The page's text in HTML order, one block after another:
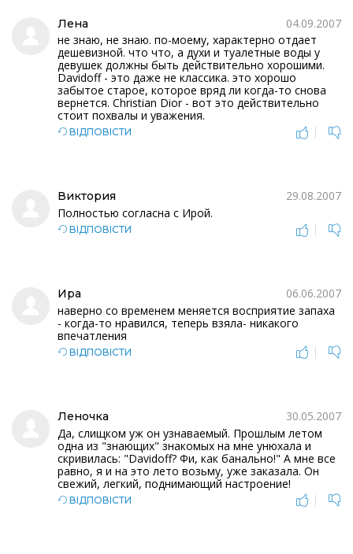
Лена
04.09.2007
не знаю, не знаю. по-моему, характерно отдает
дешевизной. что что, а духи и туалетные воды у
девушек должны быть действительно хорошими.
Davidoff - это даже не классика. это хорошо
забытое старое, которое вряд ли когда-то снова
вернется. Christian Dior - вот это действительно
стоит похвалы и уважения.
ВІДПОВІСТИ |
Виктория
29.08.2007
Полностью согласна с Ирой.
ВІДПОВІСТИ |
Ира
06.06.2007
наверно со временем меняется восприятие запаха
- когда-то нравился, теперь взяла- никакого
впечатления
ВІДПОВІСТИ |
Леночка
30.05.2007
Да, слищком уж он узнаваемый. Прошлым летом
одна из "знающих" знакомых на мне унюхала и
скривилась: "Davidoff? Фи, как банально!" А мне все
равно, я и на это лето возьму, уже заказала. Он
свежий, легкий, поднимающий настроение!
ВІДПОВІСТИ |